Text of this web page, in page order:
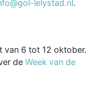
lelystad.nl.
van 6 tot 12 oktober.
de Week van de